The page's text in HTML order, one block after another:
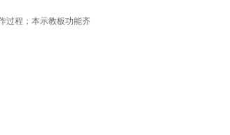
过程；本示教板功能齐